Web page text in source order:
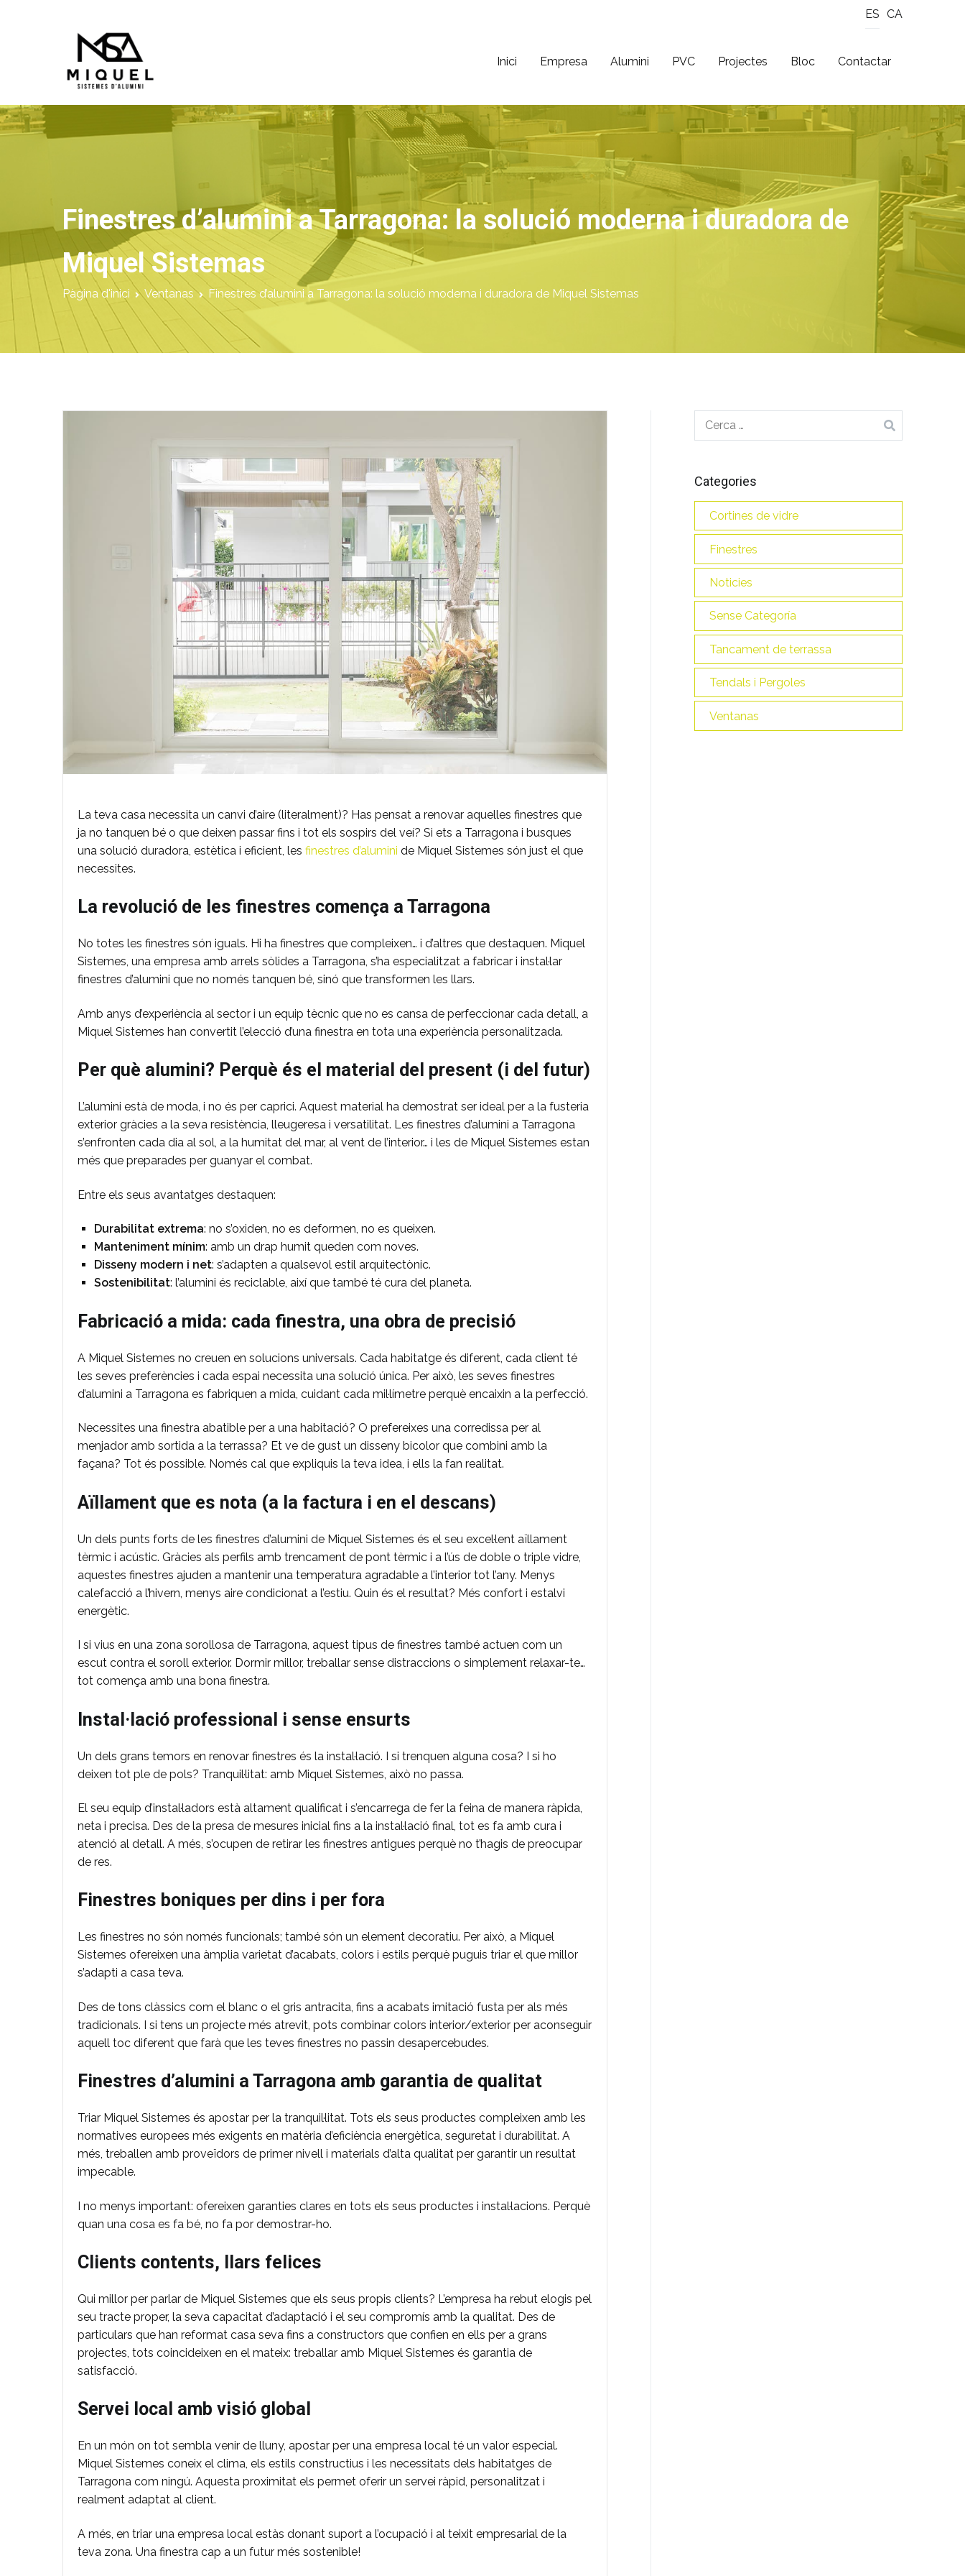
ES CA
Inici Empresa Alumini PVC Projectes Bloc Contactar
Finestres d’alumini a Tarragona: la solució moderna i duradora de
Miquel Sistemas
Pàgina d'inici Ventanas Finestres d’alumini a Tarragona: la solució moderna i duradora de Miquel Sistemas
La teva casa necessita un canvi d’aire (literalment)? Has pensat a renovar aquelles finestres que
ja no tanquen bé o que deixen passar fins i tot els sospirs del veí? Si ets a Tarragona i busques
una solució duradora, estètica i eficient, les finestres d’alumini de Miquel Sistemes són just el que
necessites.
La revolució de les finestres comença a Tarragona
No totes les finestres són iguals. Hi ha finestres que compleixen… i d’altres que destaquen. Miquel
Sistemes, una empresa amb arrels sòlides a Tarragona, s’ha especialitzat a fabricar i instal·lar
finestres d’alumini que no només tanquen bé, sinó que transformen les llars.
Amb anys d’experiència al sector i un equip tècnic que no es cansa de perfeccionar cada detall, a
Miquel Sistemes han convertit l’elecció d’una finestra en tota una experiència personalitzada.
Per què alumini? Perquè és el material del present (i del futur)
L’alumini està de moda, i no és per caprici. Aquest material ha demostrat ser ideal per a la fusteria
exterior gràcies a la seva resistència, lleugeresa i versatilitat. Les finestres d’alumini a Tarragona
s’enfronten cada dia al sol, a la humitat del mar, al vent de l’interior… i les de Miquel Sistemes estan
més que preparades per guanyar el combat.
Entre els seus avantatges destaquen:
Durabilitat extrema: no s’oxiden, no es deformen, no es queixen.
Manteniment mínim: amb un drap humit queden com noves.
Disseny modern i net: s’adapten a qualsevol estil arquitectònic.
Sostenibilitat: l’alumini és reciclable, així que també té cura del planeta.
Fabricació a mida: cada finestra, una obra de precisió
A Miquel Sistemes no creuen en solucions universals. Cada habitatge és diferent, cada client té
les seves preferències i cada espai necessita una solució única. Per això, les seves finestres
d’alumini a Tarragona es fabriquen a mida, cuidant cada mil·límetre perquè encaixin a la perfecció.
Necessites una finestra abatible per a una habitació? O prefereixes una corredissa per al
menjador amb sortida a la terrassa? Et ve de gust un disseny bicolor que combini amb la
façana? Tot és possible. Només cal que expliquis la teva idea, i ells la fan realitat.
Aïllament que es nota (a la factura i en el descans)
Un dels punts forts de les finestres d’alumini de Miquel Sistemes és el seu excel·lent aïllament
tèrmic i acústic. Gràcies als perfils amb trencament de pont tèrmic i a l’ús de doble o triple vidre,
aquestes finestres ajuden a mantenir una temperatura agradable a l’interior tot l’any. Menys
calefacció a l’hivern, menys aire condicionat a l’estiu. Quin és el resultat? Més confort i estalvi
energètic.
I si vius en una zona sorollosa de Tarragona, aquest tipus de finestres també actuen com un
escut contra el soroll exterior. Dormir millor, treballar sense distraccions o simplement relaxar-te…
tot comença amb una bona finestra.
Instal·lació professional i sense ensurts
Un dels grans temors en renovar finestres és la instal·lació. I si trenquen alguna cosa? I si ho
deixen tot ple de pols? Tranquil·litat: amb Miquel Sistemes, això no passa.
El seu equip d’instal·ladors està altament qualificat i s’encarrega de fer la feina de manera ràpida,
neta i precisa. Des de la presa de mesures inicial fins a la instal·lació final, tot es fa amb cura i
atenció al detall. A més, s’ocupen de retirar les finestres antigues perquè no t’hagis de preocupar
de res.
Finestres boniques per dins i per fora
Les finestres no són només funcionals; també són un element decoratiu. Per això, a Miquel
Sistemes ofereixen una àmplia varietat d’acabats, colors i estils perquè puguis triar el que millor
s’adapti a casa teva.
Des de tons clàssics com el blanc o el gris antracita, fins a acabats imitació fusta per als més
tradicionals. I si tens un projecte més atrevit, pots combinar colors interior/exterior per aconseguir
aquell toc diferent que farà que les teves finestres no passin desapercebudes.
Finestres d’alumini a Tarragona amb garantia de qualitat
Triar Miquel Sistemes és apostar per la tranquil·litat. Tots els seus productes compleixen amb les
normatives europees més exigents en matèria d’eficiència energètica, seguretat i durabilitat. A
més, treballen amb proveïdors de primer nivell i materials d’alta qualitat per garantir un resultat
impecable.
I no menys important: ofereixen garanties clares en tots els seus productes i instal·lacions. Perquè
quan una cosa es fa bé, no fa por demostrar-ho.
Clients contents, llars felices
Qui millor per parlar de Miquel Sistemes que els seus propis clients? L’empresa ha rebut elogis pel
seu tracte proper, la seva capacitat d’adaptació i el seu compromís amb la qualitat. Des de
particulars que han reformat casa seva fins a constructors que confien en ells per a grans
projectes, tots coincideixen en el mateix: treballar amb Miquel Sistemes és garantia de
satisfacció.
Servei local amb visió global
En un món on tot sembla venir de lluny, apostar per una empresa local té un valor especial.
Miquel Sistemes coneix el clima, els estils constructius i les necessitats dels habitatges de
Tarragona com ningú. Aquesta proximitat els permet oferir un servei ràpid, personalitzat i
realment adaptat al client.
A més, en triar una empresa local estàs donant suport a l’ocupació i al teixit empresarial de la
teva zona. Una finestra cap a un futur més sostenible!
Cerca:
Categories
Cortines de vidre
Finestres
Noticies
Sense Categoría
Tancament de terrassa
Tendals i Pergoles
Ventanas